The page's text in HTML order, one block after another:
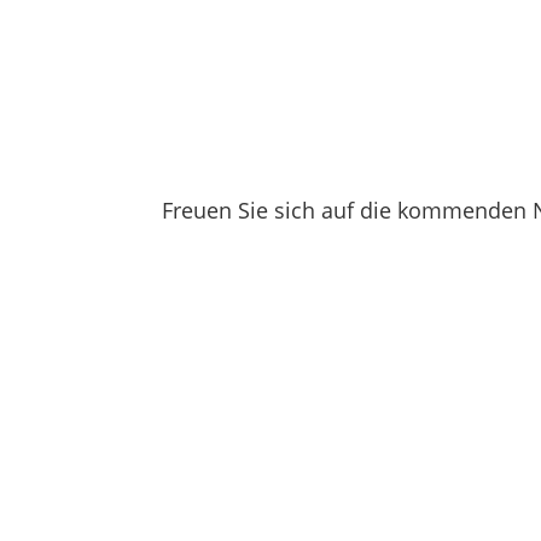
Freuen Sie sich auf die kommenden